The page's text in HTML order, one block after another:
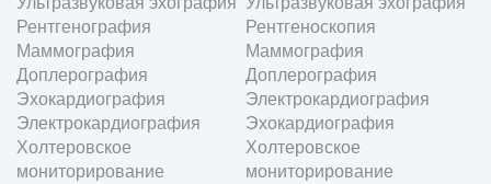
Рентгенография
Маммография
Доплерография
Эхокардиография
Электрокардиография
Холтеровское
мониторирование
Рентгеноскопия
Маммография
Доплерография
Электрокардиография
Эхокардиография
Холтеровское
мониторирование